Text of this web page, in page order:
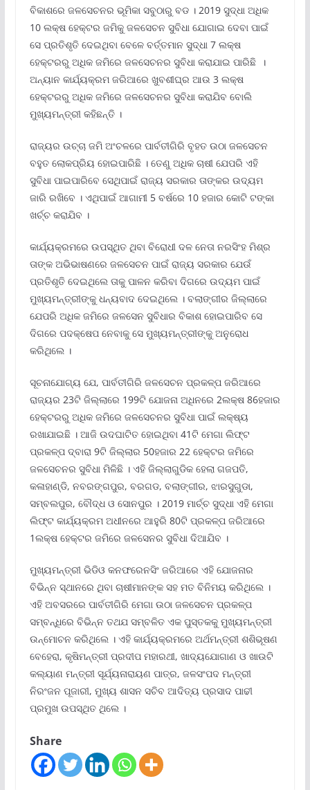
ବିକାଶରେ ଜଳସେଚନର ଭୂମିକା ସବୁଠାରୁ ବଡ । 2019 ସୁଦ୍ଧା ଅଧିକ
10 ଲକ୍ଷ ହେକ୍ଟର ଜମିକୁ ଜଳସେଚନ ସୁବିଧା ଯୋଗାଇ ଦେବା ପାଇଁ
ସେ ପ୍ରତିଶୃତି ଦେଇଥିବା ବେଳେ ବର୍ତ୍ତମାନ ସୁଦ୍ଧା 7 ଲକ୍ଷ
ହେକ୍ଟରରୁ ଅଧିକ ଜମିରେ ଜଳସେଚନର ସୁବିଧା କରାଯାଇ ପାରିଛି ।
ଅନ୍ୟାନ କାର୍ଯ୍ୟକ୍ରମ ଜରିଆରେ ଖୁବଶୀଘ୍ର ଆଉ 3 ଲକ୍ଷ
ହେକ୍ଟରରୁ ଅଧିକ ଜମିରେ ଜଳସେଚନର ସୁବିଧା କରାଯିବ ବୋଲି
ମୁଖ୍ୟମନ୍ତ୍ରୀ କହିଛନ୍ତି ।
ରାଜ୍ୟର ଉଚ୍ଚା ଜମି ଅଂଚଳରେ ପାର୍ବତୀଗିରି ବୃହତ ଉଠା ଜଳସେଚନ
ବହୁତ ଲୋକପ୍ରିୟ ହୋଇପାରିଛି । ତେଣୁ ଅଧିକ ଚାଷୀ ଯେପରି ଏହି
ସୁବିଧା ପାଇପାରିବେ ସେଥିପାଇଁ ରାଜ୍ୟ ସରକାର ତାଙ୍କର ଉଦ୍ୟମ
ଜାରି ରଖିବେ । ଏଥିପାଇଁ ଆଗାମୀ 5 ବର୍ଷରେ 10 ହଜାର କୋଟି ଟଙ୍କା
ଖର୍ଚ୍ଚ କରାଯିବ ।
କାର୍ଯ୍ୟକ୍ରମରେ ଉପସ୍ଥିତ ଥିବା ବିରୋଧୀ ଦଳ ନେତା ନରସିଂହ ମିଶ୍ର
ତାଙ୍କ ଅଭିଭାଷଣରେ ଜଳସେଚନ ପାଇଁ ରାଜ୍ୟ ସରକାର ଯେଉଁ
ପ୍ରତିଶୃତି ଦେଇଥିଲେ ତାକୁ ପାଳନ କରିବା ଦିଗରେ ଉଦ୍ୟମ ପାଇଁ
ମୁଖ୍ୟମନ୍ତ୍ରୀଙ୍କୁ ଧନ୍ୟବାଦ ଦେଇଥିଲେ । ବଲାଙ୍ଗୀର ଜିଲ୍ଲାରେ
ଯେପରି ଅଧିକ ଜମିରେ ଜଳସେନ ସୁବିଧାର ବିକାଶ ହୋଇପାରିବ ସେ
ଦିଗରେ ପଦକ୍ଷେପ ନେବାକୁ ସେ ମୁଖ୍ୟମନ୍ତ୍ରୀଙ୍କୁ ଅନୁରୋଧ
କରିଥିଲେ ।
ସୂଚନାଯୋଗ୍ୟ ଯେ, ପାର୍ବତୀଗିରି ଜଳସେଚନ ପ୍ରକଳ୍ପ ଜରିଆରେ
ରାଜ୍ୟର 23ଟି ଜିଲ୍ଲାରେ 199ଟି ଯୋଜନା ଅଧିନରେ 2ଲକ୍ଷ 86ହଜାର
ହେକ୍ଟରରୁ ଅଧିକ ଜମିରେ ଜଳସେଚନର ସୁବିଧା ପାଇଁ ଲକ୍ଷ୍ୟ
ରଖାଯାଇଛି । ଆଜି ଉଦଘାଟିତ ହୋଇଥିବା 41ଟି ମେଗା ଲିଫ୍ଟ
ପ୍ରକଳ୍ପ ଦ୍ବାରା 9ଟି ଜିଲ୍ଲାର 50ହଜାର 22 ହେକ୍ଟର ଜମିରେ
ଜଳସେଚନର ସୁବିଧା ମିଳିଛି । ଏହି ଜିଲ୍ଲାଗୁଡିକ ହେଲା ଗଜପତି,
କଳାହାଣ୍ଡି, ନବରଙ୍ଗପୁର, ବରଗଡ, ବଲାଙ୍ଗୀର, ଝାରସୁଗୁଡା,
ସମ୍ବଲପୁର, ବୌଦ୍ଧ ଓ ସୋନପୁର । 2019 ମାର୍ଚ୍ଚ ସୁଦ୍ଧା ଏହି ମେଗା
ଲିଫ୍ଟ କାର୍ଯ୍ୟକ୍ରମ ଅଧୀନରେ ଆହୁରି 80ଟି ପ୍ରକଳ୍ପ ଜରିଆରେ
1ଲକ୍ଷ ହେକ୍ଟର ଜମିରେ ଜଳସେନର ସୁବିଧା ଦିଆଯିବ ।
ମୁଖ୍ୟମନ୍ତ୍ରୀ ଭିଡିଓ କନଫରେନସିଂ ଜରିଆରେ ଏହି ଯୋଜନାର
ବିଭିନ୍ନ ସ୍ଥାନରେ ଥିବା ଚାଷୀମାନଙ୍କ ସହ ମତ ବିନିମୟ କରିଥିଲେ ।
ଏହି ଅବସରରେ ପାର୍ବତୀଗିରି ମେଗା ଉଠା ଜଳସେଚନ ପ୍ରକଳ୍ପ
ସମ୍ବନ୍ଧିରେ ବିଭିନ୍ନ ତଥଯ ସମ୍ବଳିତ ଏକ ପୁସ୍ତକକୁ ମୁଖ୍ୟମନ୍ତ୍ରୀ
ଉନ୍ମୋଚନ କରିଥିଲେ । ଏହି କାର୍ଯ୍ୟକ୍ରମରେ ଅର୍ଥମନ୍ତ୍ରୀ ଶଶିଭୂଷଣ
ବେହେରା, କୃଷିମନ୍ତ୍ରୀ ପ୍ରଦୀପ ମହାରଥୀ, ଖାଦ୍ୟଯୋଗାଣ ଓ ଖାଉଟି
କଲ୍ୟାଣ ମନ୍ତ୍ରୀ ସୂର୍ଯ୍ୟନାରାୟଣ ପାତ୍ର, ଜଳସଂପଦ ମନ୍ତ୍ରୀ
ନିରଂଜନ ପୂଜାରୀ, ମୁଖ୍ୟ ଶାସନ ସଚିବ ଆଦିତ୍ୟ ପ୍ରସାଦ ପାଢୀ
ପ୍ରମୁଖ ଉପସ୍ଥିତ ଥିଲେ ।
Share